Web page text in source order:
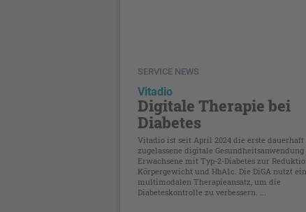
SERVICE NEWS
Vitadio
Digitale Therapie bei
Diabetes
Vitadio ist seit April 2024 die erste dauerhaft
zugelassene digitale Gesundheitsanwendung
Erwachsene mit Typ-2-Diabetes zur
Körpergewicht und HbA1c. Die DiGA nutzt
multimodalen Therapieansatz, um die
Diabeteskontrolle zu verbessern. ...